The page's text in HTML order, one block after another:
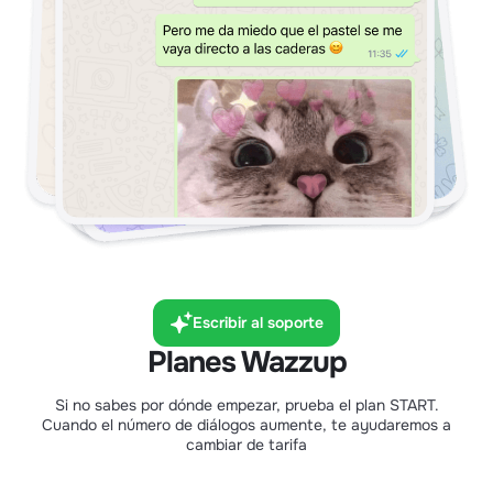
Escribir al soporte
Planes Wazzup
Si no sabes por dónde empezar, prueba el plan START.
Cuando el número de diálogos aumente, te ayudaremos a
cambiar de tarifa